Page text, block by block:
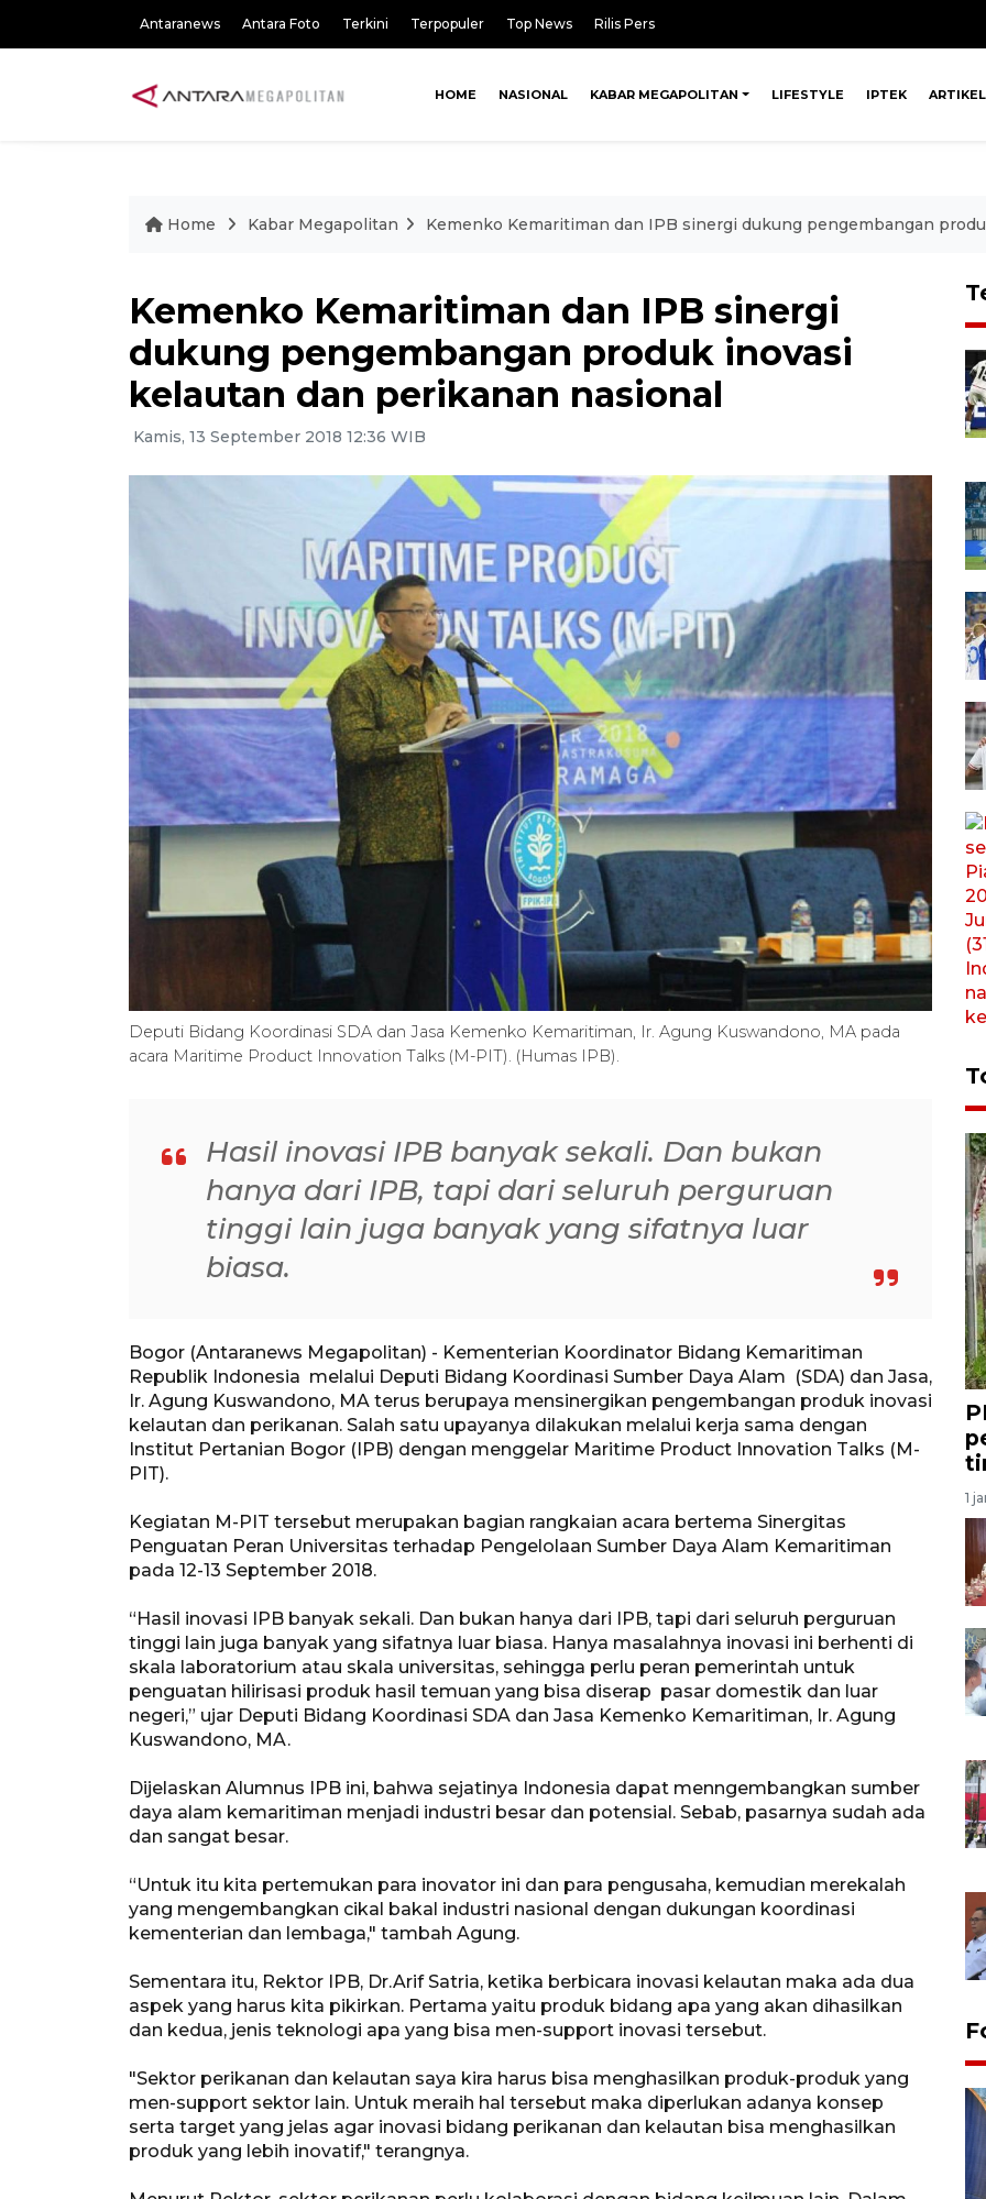
Antaranews Antara Foto Terkini Terpopuler Top News Rilis Pers
HOME NASIONAL KABAR MEGAPOLITAN LIFESTYLE IPTEK ARTIKEL
Home Kabar Megapolitan Kemenko Kemaritiman dan IPB sinergi dukung pengembangan
Kemenko Kemaritiman dan IPB sinergi
dukung pengembangan produk inovasi
kelautan dan perikanan nasional
Kamis, 13 September 2018 12:36 WIB
Deputi Bidang Koordinasi SDA dan Jasa Kemenko Kemaritiman, Ir. Agung Kuswandono, MA pada
acara Maritime Product Innovation Talks (M-PIT). (Humas IPB).
Hasil inovasi IPB banyak sekali. Dan bukan
hanya dari IPB, tapi dari seluruh perguruan
tinggi lain juga banyak yang sifatnya luar
biasa.
Bogor (Antaranews Megapolitan) - Kementerian Koordinator Bidang Kemaritiman
Republik Indonesia melalui Deputi Bidang Koordinasi Sumber Daya Alam (SDA) dan Jasa,
Ir. Agung Kuswandono, MA terus berupaya mensinergikan pengembangan produk inovasi
kelautan dan perikanan. Salah satu upayanya dilakukan melalui kerja sama dengan
Institut Pertanian Bogor (IPB) dengan menggelar Maritime Product Innovation Talks (M-
PIT).
Kegiatan M-PIT tersebut merupakan bagian rangkaian acara bertema Sinergitas
Penguatan Peran Universitas terhadap Pengelolaan Sumber Daya Alam Kemaritiman
pada 12-13 September 2018.
“Hasil inovasi IPB banyak sekali. Dan bukan hanya dari IPB, tapi dari seluruh perguruan
tinggi lain juga banyak yang sifatnya luar biasa. Hanya masalahnya inovasi ini berhenti di
skala laboratorium atau skala universitas, sehingga perlu peran pemerintah untuk
penguatan hilirisasi produk hasil temuan yang bisa diserap pasar domestik dan luar
negeri,” ujar Deputi Bidang Koordinasi SDA dan Jasa Kemenko Kemaritiman, Ir. Agung
Kuswandono, MA.
Dijelaskan Alumnus IPB ini, bahwa sejatinya Indonesia dapat menngembangkan sumber
daya alam kemaritiman menjadi industri besar dan potensial. Sebab, pasarnya sudah ada
dan sangat besar.
“Untuk itu kita pertemukan para inovator ini dan para pengusaha, kemudian merekalah
yang mengembangkan cikal bakal industri nasional dengan dukungan koordinasi
kementerian dan lembaga," tambah Agung.
Sementara itu, Rektor IPB, Dr.Arif Satria, ketika berbicara inovasi kelautan maka ada dua
aspek yang harus kita pikirkan. Pertama yaitu produk bidang apa yang akan dihasilkan
dan kedua, jenis teknologi apa yang bisa men-support inovasi tersebut.
"Sektor perikanan dan kelautan saya kira harus bisa menghasilkan produk-produk yang
men-support sektor lain. Untuk meraih hal tersebut maka diperlukan adanya konsep
serta target yang jelas agar inovasi bidang perikanan dan kelautan bisa menghasilkan
produk yang lebih inovatif," terangnya.
1